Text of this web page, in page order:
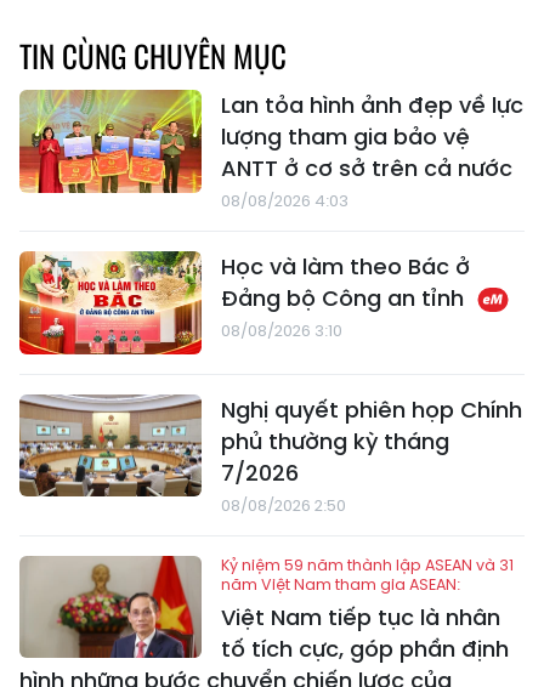
TIN CÙNG CHUYÊN MỤC
Lan tỏa hình ảnh đẹp về lực
lượng tham gia bảo vệ
ANTT ở cơ sở trên cả nước
08/08/2026 4:03
Học và làm theo Bác ở
Đảng bộ Công an tỉnh
08/08/2026 3:10
Nghị quyết phiên họp Chính
phủ thường kỳ tháng
7/2026
08/08/2026 2:50
Kỷ niệm 59 năm thành lập ASEAN và 31
năm Việt Nam tham gia ASEAN:
Việt Nam tiếp tục là nhân
tố tích cực, góp phần định
hình những bước chuyển chiến lược của